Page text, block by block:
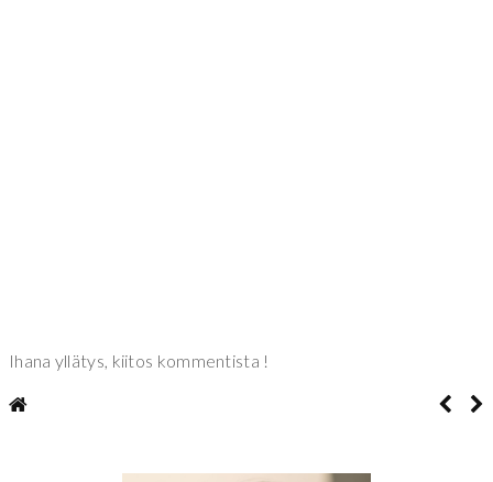
Ihana yllätys, kiitos kommentista !